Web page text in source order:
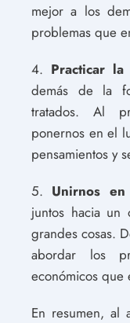
mejor a los
problemas que
4. Practicar la
demás de la
tratados. Al
ponernos en el
pensamientos y
5. Unirnos
juntos hacia un
grandes cosas.
abordar los
económicos que
En resumen, al